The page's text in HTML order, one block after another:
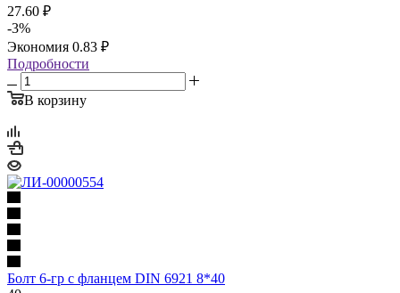
27.60 ₽
-3%
Экономия 0.83 ₽
Подробности
В корзину
Болт 6-гр с фланцем DIN 6921 8*40